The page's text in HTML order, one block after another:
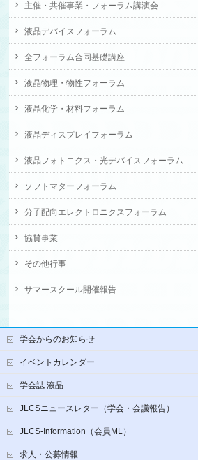
主催・共催事業・フォーラム講演会
液晶デバイスフォーラム
全フォーラム合同基礎講座
液晶物理・物性フォーラム
液晶化学・材料フォーラム
液晶ディスプレイフォーラム
液晶フォトニクス・光デバイスフォーラム
ソフトマターフォーラム
分子配向エレクトロニクスフォーラム
協賛事業
その他行事
サマースクール開催報告
学会からのお知らせ
イベントカレンダー
学会誌 液晶
JLCSニュースレター（学会・会議報告）
JLCS-Information（会員ML）
求人・公募情報